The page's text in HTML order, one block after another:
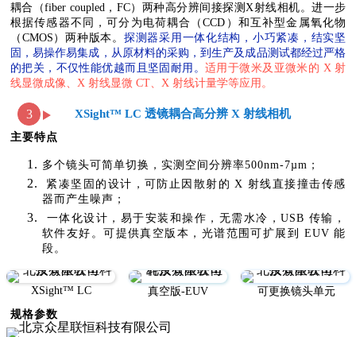
耦合（fiber coupled，FC）两种高分辨间接探测X射线相机。进一步
根据传感器不同，可分为电荷耦合（CCD）和互补型金属氧化物
（CMOS）两种版本 。 探测器采用一体化结构，小巧紧凑，结实坚
固，易操作易集成，从原材料的采购，到生产及成品测试都经过严格
的把关，不仅性能优越而且坚固耐用。适用于微米及亚微米的 X 射
线显微成像、X 射线显微 CT、X 射线计量学等应用。
3 XSight™ LC 透镜耦合高分辨 X 射线相机
主要特点
多个镜头可简单切换，实测空间分辨率500nm-7µm；
紧凑坚固的设计，可防止因散射的 X 射线直接撞击传感
器而产生噪声；
一体化设计，易于安装和操作，无需水冷，USB 传输，
软件友好。可提供真空版本，光谱范围可扩展到 EUV 能
段。
XSight™ LC 真空版-EUV
可更换镜头单元
规格参数